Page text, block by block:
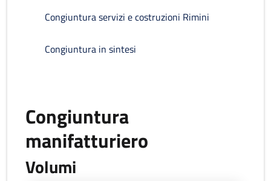
Congiuntura servizi e costruzioni Rimini
Congiuntura in sintesi
Congiuntura
manifatturiero
Volumi